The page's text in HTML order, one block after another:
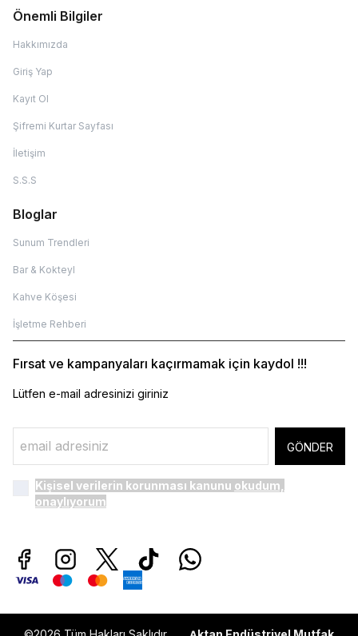
Önemli Bilgiler
Hakkımızda
Giriş Yap
Kayıt Ol
Şifremi Kurtar Sayfası
İletişim
S.S.S
Bloglar
Sunum Trendleri
Bar & Kokteyl
Kahve Köşesi
İşletme Rehberi
Fırsat ve kampanyaları kaçırmamak için kaydol !!!
Lütfen e-mail adresinizi giriniz
GÖNDER
Kişisel verilerin korunması kanunu okudum,
onaylıyorum